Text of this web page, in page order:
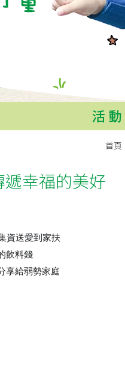
活
首頁
幸福的美好
資送愛到家扶
飲料錢
享給弱勢家庭